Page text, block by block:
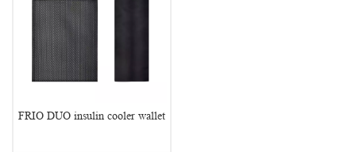
FRIO DUO insulin cooler wallet